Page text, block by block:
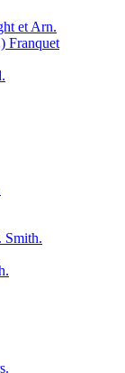
et Arn.
Franquet
Smith.